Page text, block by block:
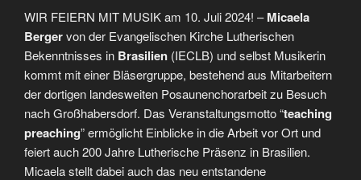
WIR FEIERN MIT MUSIK am 10. Juli 2024! –Micaela
Bergervon der Evangelischen Kirche Lutherischen
Bekenntnisses in Brasilien (IECLB) und selbst Musikerin
kommt mit einer Bläsergruppe, bestehend aus Mitarbeitern
der dortigen landesweiten Posaunenchorarbeit zu Besuch
nach Großhabersdorf. Das Veranstaltungsmotto “teaching
preaching” ermöglicht Einblicke in die Arbeit vor Ort und
feiert auch 200 Jahre Lutherische Präsenz in Brasilien.
Micaela stellt dabei auch das neu entstandene